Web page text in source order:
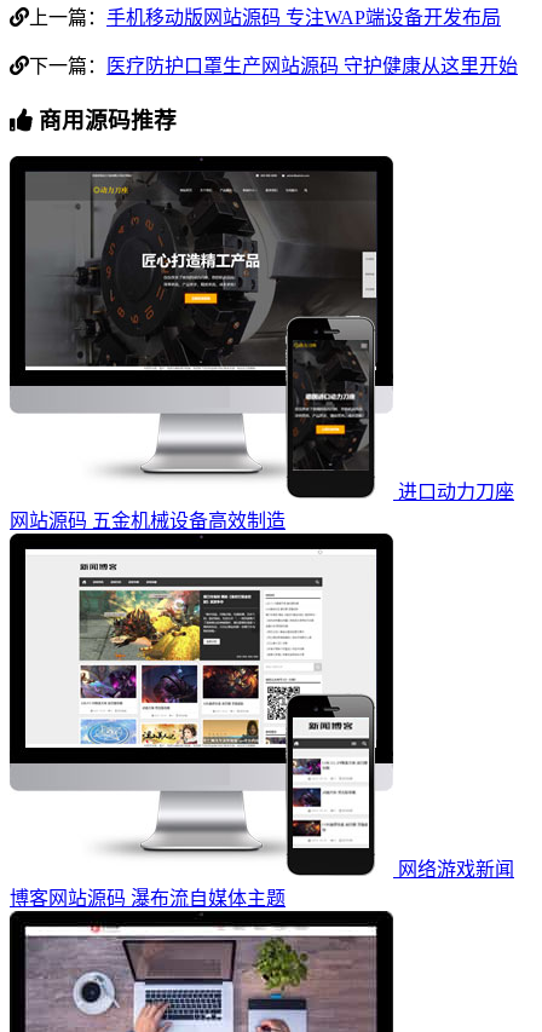
上一篇： 手机移动版网站源码 专注WAP端设备开发布局
下一篇： 医疗防护口罩生产网站源码 守护健康从这里开始
商用源码推荐
进口动力刀座
网站源码 五金机械设备高效制造
网络游戏新闻
博客网站源码 瀑布流自媒体主题